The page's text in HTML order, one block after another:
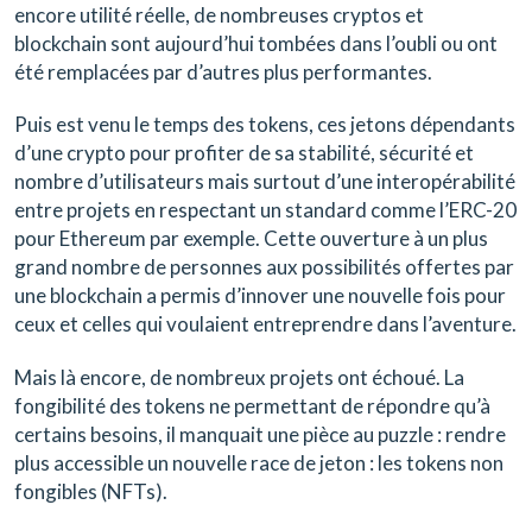
encore utilité réelle, de nombreuses cryptos et
blockchain sont aujourd’hui tombées dans l’oubli ou ont
été remplacées par d’autres plus performantes.
Puis est venu le temps des tokens, ces jetons dépendants
d’une crypto pour profiter de sa stabilité, sécurité et
nombre d’utilisateurs mais surtout d’une interopérabilité
entre projets en respectant un standard comme l’ERC-20
pour Ethereum par exemple. Cette ouverture à un plus
grand nombre de personnes aux possibilités offertes par
une blockchain a permis d’innover une nouvelle fois pour
ceux et celles qui voulaient entreprendre dans l’aventure.
Mais là encore, de nombreux projets ont échoué. La
fongibilité des tokens ne permettant de répondre qu’à
certains besoins, il manquait une pièce au puzzle : rendre
plus accessible un nouvelle race de jeton : les tokens non
fongibles (NFTs).